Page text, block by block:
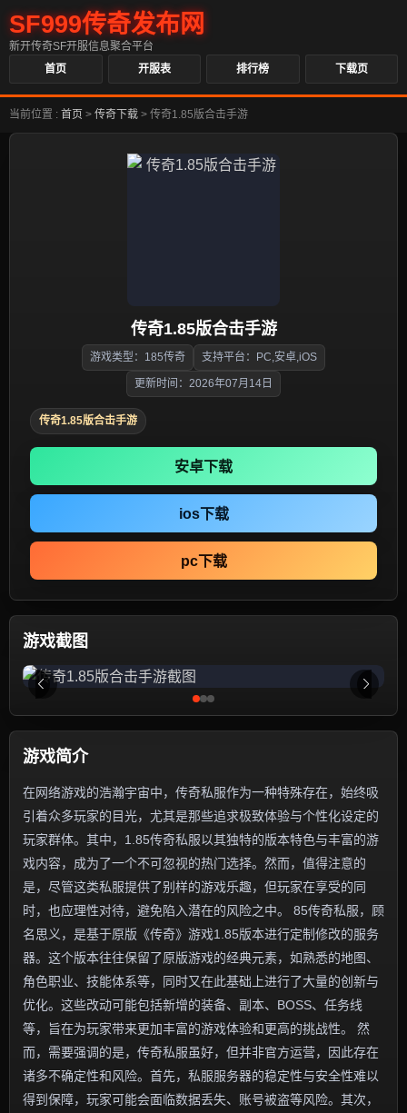
SF999传奇发布网
新开传奇SF开服信息聚合平台
首页
开服表 排行榜 下载页
当前位置 : 首页 > 传奇下载 > 传奇1.85版合击手游
传奇1.85版合击手游
游戏类型：185传奇 支持平台：PC,安卓,iOS
更新时间：2026年07月14日
传奇1.85版合击手游
安卓下载
ios下载
pc下载
游戏截图
游戏简介
在网络游戏的浩瀚宇宙中，传奇私服作为一种特殊存在，始终吸
引着众多玩家的目光，尤其是那些追求极致体验与个性化设定的
玩家群体。其中，1.85传奇私服以其独特的版本特色与丰富的游
戏内容，成为了一个不可忽视的热门选择。然而，值得注意的
是，尽管这类私服提供了别样的游戏乐趣，但玩家在享受的同
时，也应理性对待，避免陷入潜在的风险之中。 85传奇私服，顾
名思义，是基于原版《传奇》游戏1.85版本进行定制修改的服务
器。这个版本往往保留了原版游戏的经典元素，如熟悉的地图、
角色职业、技能体系等，同时又在此基础上进行了大量的创新与
优化。这些改动可能包括新增的装备、副本、BOSS、任务线
等，旨在为玩家带来更加丰富的游戏体验和更高的挑战性。 然
而，需要强调的是，传奇私服虽好，但并非官方运营，因此存在
诸多不确定性和风险。首先，私服服务器的稳定性与安全性难以
得到保障，玩家可能会面临数据丢失、账号被盗等风险。其次，